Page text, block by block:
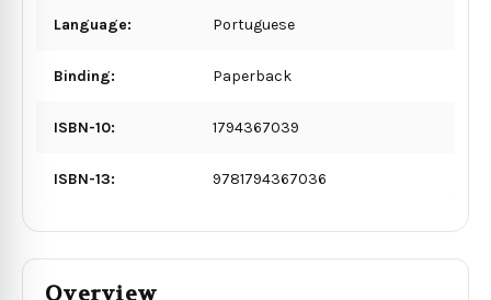
Language: Portuguese
Binding: Paperback
ISBN-10: 1794367039
ISBN-13: 9781794367036
Overview